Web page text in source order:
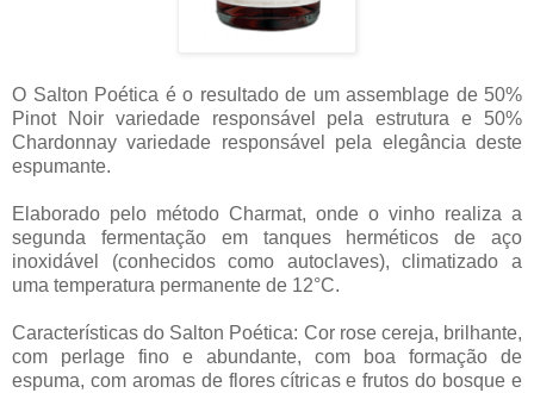
O Salton Poética é o resultado de um assemblage de 50%
Pinot Noir variedade responsável pela estrutura e 50%
Chardonnay variedade responsável pela elegância deste
espumante.
Elaborado pelo método Charmat, onde o vinho realiza a
segunda fermentação em tanques herméticos de aço
inoxidável (conhecidos como autoclaves), climatizado a
uma temperatura permanente de 12°C.
Características do Salton Poética: Cor rose cereja, brilhante,
com perlage fino e abundante, com boa formação de
espuma, com aromas de flores cítricas e frutos do bosque e